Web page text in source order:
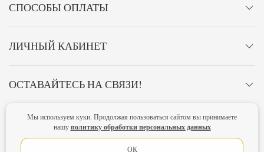
СПОСОБЫ ОПЛАТЫ
ЛИЧНЫЙ КАБИНЕТ
ОСТАВАЙТЕСЬ НА СВЯЗИ!
Главная Политика конфиденциальности Оферта Новости
Lubimova.com. Все права защищены.
Мы используем куки. Продолжая пользоваться сайтом вы принимаете
нашуполитику обработки персональных данных
ОК